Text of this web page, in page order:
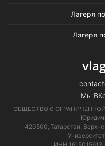
Лагеря
Лагеря
Мы
ОБЩЕСТВО С
420500, Татарстан,
ИНН 1615015613